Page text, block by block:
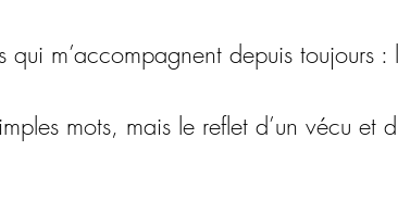
qui m’accompagnent depuis toujours
mots, mais le reflet d’un vécu et